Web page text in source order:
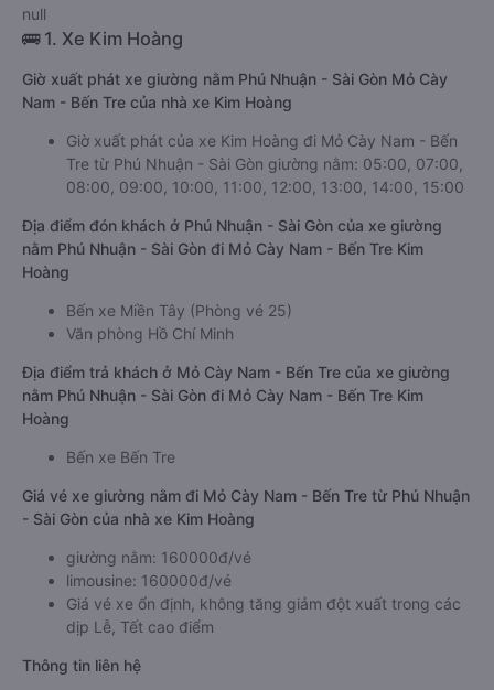
null
🚌 1. Xe Kim Hoàng
Giờ xuất phát xe giường nằm Phú Nhuận - Sài Gòn Mỏ Cày
Nam - Bến Tre của nhà xe Kim Hoàng
Giờ xuất phát của xe Kim Hoàng đi Mỏ Cày Nam - Bến
Tre từ Phú Nhuận - Sài Gòn giường nằm: 05:00, 07:00,
08:00, 09:00, 10:00, 11:00, 12:00, 13:00, 14:00, 15:00
Địa điểm đón khách ở Phú Nhuận - Sài Gòn của xe giường
nằm Phú Nhuận - Sài Gòn đi Mỏ Cày Nam - Bến Tre Kim
Hoàng
Bến xe Miền Tây (Phòng vé 25)
Văn phòng Hồ Chí Minh
Địa điểm trả khách ở Mỏ Cày Nam - Bến Tre của xe giường
nằm Phú Nhuận - Sài Gòn đi Mỏ Cày Nam - Bến Tre Kim
Hoàng
Bến xe Bến Tre
Giá vé xe giường nằm đi Mỏ Cày Nam - Bến Tre từ Phú Nhuận
- Sài Gòn của nhà xe Kim Hoàng
giường nằm: 160000đ/vé
limousine: 160000đ/vé
Giá vé xe ổn định, không tăng giảm đột xuất trong các
dịp Lễ, Tết cao điểm
Thông tin liên hệ